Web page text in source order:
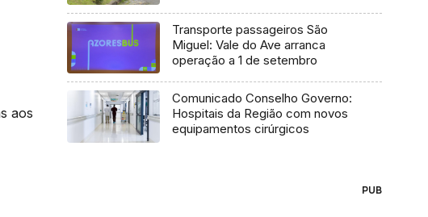
aos
Transporte passageiros São
Miguel: Vale do Ave arranca
operação a 1 de setembro
Comunicado Conselho Governo:
Hospitais da Região com novos
equipamentos cirúrgicos
PUB